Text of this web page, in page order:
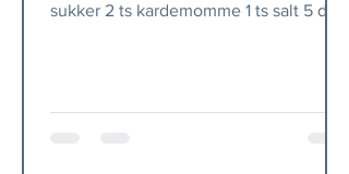
sukker 2 ts kardemomme 1 ts salt 5 dl